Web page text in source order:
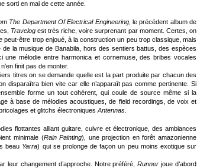
sorti en mai de cette année.
The Department Of Electrical Engineering, le précédent album de
Travelogest très riche, voire surprenant par moment. Certes, on
peut-être trop enjoué, à la construction un peu trop classique, mais
la musique de Banabila, hors des sentiers battus, des espèces
une mélodie entre harmonica et cornemuse, des bribes vocales
finit pas de monter.
titres on se demande quelle est la part produite par chacun des
disparaîtra bien vite car elle n’apparaît pas comme pertinente. Si
forme un tout cohérent, qui coule de source même si la
à base de mélodies acoustiques, de field recordings, de voix et
et glitchs électroniques Antennas
flottantes alliant guitare, cuivre et électronique, des ambiances
minimale (Rain Painting), une projection en forêt amazonienne
beau Yarra) qui se prolonge de façon un peu moins exotique sur
leur changement d’approche. Notre préféré,Runner joue d’abord